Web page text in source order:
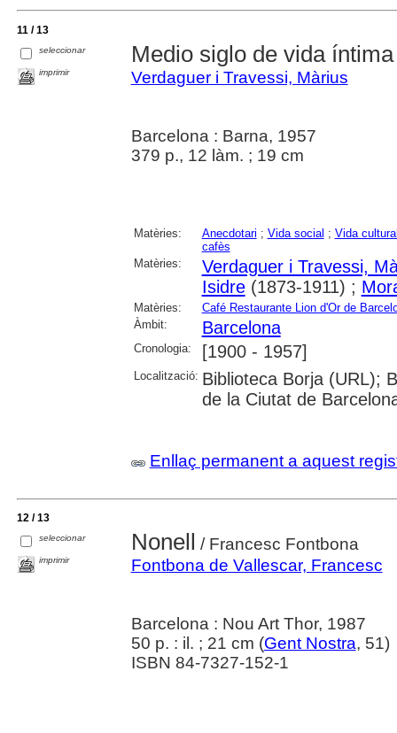
11 / 13
seleccionar
imprimir
Medio siglo de vida
Verdaguer i Travessi, Màrius
Barcelona : Barna, 1957
379 p., 12 làm. ; 19 cm
Matèries: Anecdotari ; Vida social ; Vida
cafès
Matèries:
Verdaguer i Travessi,
Isidre(1873-1911) ;
Matèries:
Café Restaurante Lion d'Or de
Àmbit:
Barcelona
Cronologia: [1900 - 1957]
Localització: Biblioteca Borja (URL);
de la Ciutat de
Enllaç permanent a aquest
12 / 13
seleccionar
imprimir
Nonell / Francesc Fontbona
Fontbona de Vallescar, Francesc
Barcelona : Nou Art Thor, 1987
50 p. : il. ; 21 cm (Gent Nostra, 51)
ISBN 84-7327-152-1